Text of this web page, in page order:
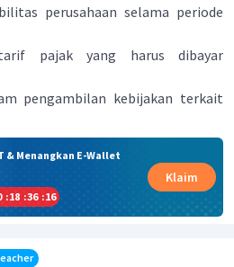
perusahaan selama periode
pajak yang harus dibayar
pengambilan kebijakan terkait
& Menangkan E-Wallet
:18 :36 :16
Klaim